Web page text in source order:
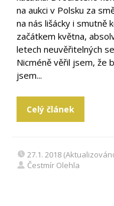
na aukci v Polsku za
na nás lišácky i smutně
začátkem května,
letech neuvěřitelných
Nicméně věřil jsem, že
jsem...
Celý článek
27.1. 2018
Čestmír Olehla